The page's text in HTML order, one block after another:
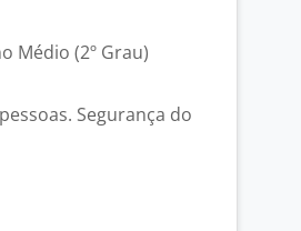
Médio (2º Grau)
Segurança do